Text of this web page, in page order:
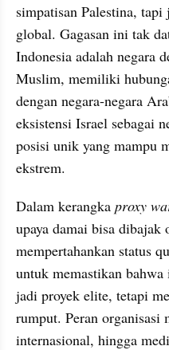
simpatisan Palestina,
global. Gagasan ini tak
Indonesia adalah negara
Muslim, memiliki
dengan negara-negara
eksistensi Israel sebagai
posisi unik yang mampu
ekstrem.
Dalam kerangka proxy
upaya damai bisa
mempertahankan status
untuk memastikan
jadi proyek elite, tetapi
rumput. Peran
internasional, hingga